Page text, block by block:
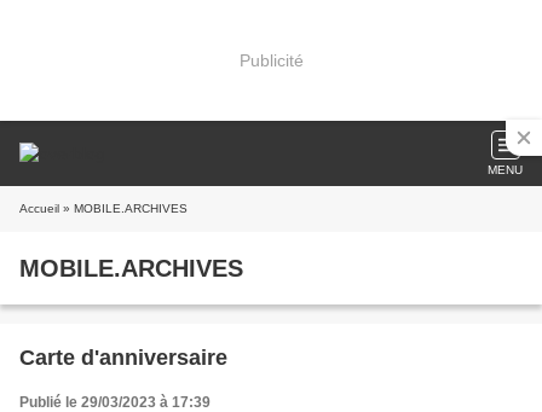
Publicité
MENU
Accueil » MOBILE.ARCHIVES
MOBILE.ARCHIVES
Carte d'anniversaire
Publié le 29/03/2023 à 17:39